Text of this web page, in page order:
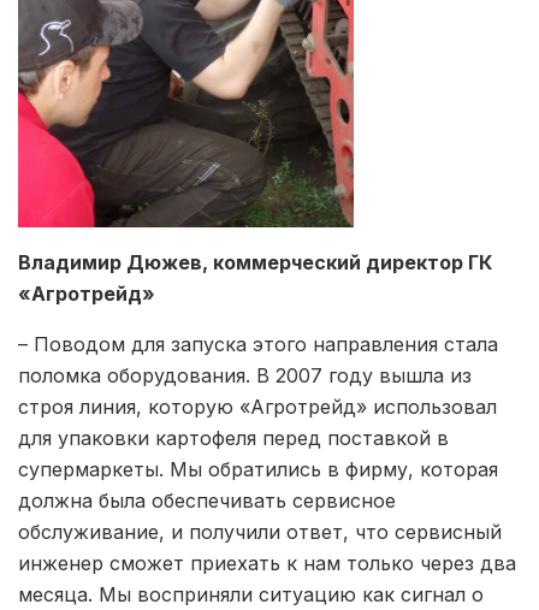
Владимир Дюжев, коммерческий директор ГК
«Агротрейд»
– Поводом для запуска этого направления стала
поломка оборудования. В 2007 году вышла из
строя линия, которую «Агротрейд» использовал
для упаковки картофеля перед поставкой в
супермаркеты. Мы обратились в фирму, которая
должна была обеспечивать сервисное
обслуживание, и получили ответ, что сервисный
инженер сможет приехать к нам только через два
месяца. Мы восприняли ситуацию как сигнал о